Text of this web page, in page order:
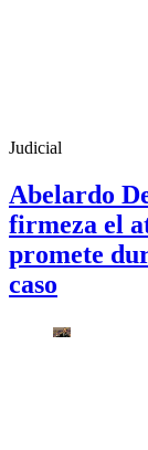
Judicial
Abelardo
firmeza el
promete
caso